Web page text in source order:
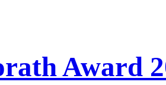
Award